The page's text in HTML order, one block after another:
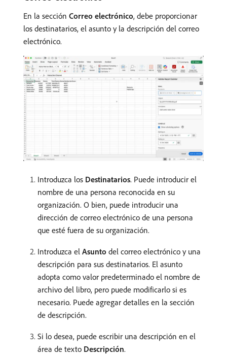
En la sección Correo electrónico, debe proporcionar
los destinatarios, el asunto y la descripción del correo
electrónico.
Introduzca los Destinatarios. Puede introducir el
nombre de una persona reconocida en su
organización. O bien, puede introducir una
dirección de correo electrónico de una persona
que esté fuera de su organización.
Introduzca el Asunto del correo electrónico y una
descripción para sus destinatarios. El asunto
adopta como valor predeterminado el nombre de
archivo del libro, pero puede modificarlo si es
necesario. Puede agregar detalles en la sección
de descripción.
Si lo desea, puede escribir una descripción en el
área de texto Descripción.